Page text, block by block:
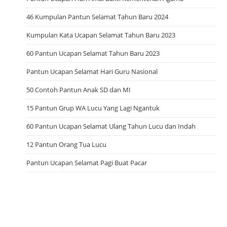
46 Kumpulan Pantun Selamat Tahun Baru 2024
Kumpulan Kata Ucapan Selamat Tahun Baru 2023
60 Pantun Ucapan Selamat Tahun Baru 2023
Pantun Ucapan Selamat Hari Guru Nasional
50 Contoh Pantun Anak SD dan MI
15 Pantun Grup WA Lucu Yang Lagi Ngantuk
60 Pantun Ucapan Selamat Ulang Tahun Lucu dan Indah
12 Pantun Orang Tua Lucu
Pantun Ucapan Selamat Pagi Buat Pacar